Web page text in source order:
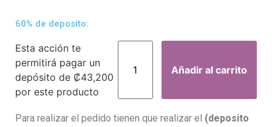
60% de deposito:
Esta acción te
permitirá pagar un
depósito de ₡43,200
por este producto
Añadir al carrito
Para realizar el pedido tienen que realizar el (deposito